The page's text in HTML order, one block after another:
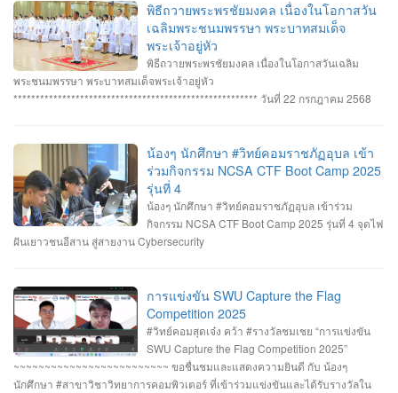
ปลอดภัยทางไซเบอร์ IT RERU CYBER HACKATHON#1 2025 ภายใต้โครงการ
“เปิดโลกวิชาการ 25 ปี มหาวิทยาลัยราชภัฏร้อยเอ็ด” วันที่ 7-8 กรกฎาคม 2568 รุ่น
Senior #รางวัลชนะเลิศ ทีม Don’t know Everything นายชัยวัฒน์ ชัยฤทธิ์ นาย
อาทิตย์ สายกนก นายสุริยา ขันทา ทำคะแนนได้สูงสุด 2260 คะแนน #รางวัลรอง
ชนะเลิศอันดับที่_1 ทีม MVP นายอัมรินทร์ จำปาหอม นายนวพงษ์ ธรรมสัตย์ นายวี
รพงษ์ โสระธิ ทำคะแนนได้ 1310 คะแนน #รางวัลรองชนะเลิศอันดับที่_2 ทีม
รัตนภักดี MR. SENG SOPHIN นายศตวรรษ วิลามาตย์ ทำคะแนนได้ 500 คะแนน
จบที่อันดับ 9 จาก 13 ทีมที่เข้าร่วมแข่งขันในครั้งนี้ RERU CYBER
HACKATHON#1 2025 จัดโดย คณะเทคโนโลยีสารสนเทศ มหาวิทยาลัยราชภัฏ
ร้อยเอ็ด ร่วมกับสำนักงานคณะกรรมการการรักษาความมั่นคงปลอดภัยไซเบอร์แห่ง
ชาติ (สกมช.) รายการที่ 2. “การแข่งขัน SWU Capture the Flag Competition
2025” เมื่อวันอังคารที่ 1 และ 8 กรกฎาคม 2568 (จัดการแข่งขันในรูปแบบออนไลน์
ในโครงการจำนวน 60 ทีม จัดโดย ภาควิชาวิศวกรรมคอมพิวเตอร์ คณะ
วิศวกรรมศาสตร์ มหาวิทยาลัยศรีนครินทรวิโรฒ ร่วมกับ บริษัท ACIS Professional
Center และ บริษัท SEC Playground รายการที่ 3. การแข่งขัน Mini CTF ระหว่างผู้
เข้าร่วม NCSA CTF Boot Camp 2025 รุ่นที่ 4 ซึ่งจัดขึ้นในระหว่างวันที่ 19–20
กรกฎาคม 2568 นายอาทิตย์ สายกนก นักศึกษาชั้นปีที่ 3 ได้รับ #รางวัล_MVP ผู้ที่
ทำคะแนนรายบุคคลสูงสุด (3400 คะแนน) จัดโดย #สำนักงานคณะกรรมการการ
พิธีถวายพระพรชัยมงคล เนื่องในโอกาสวัน
เฉลิมพระชนมพรรษา พระบาทสมเด็จ
พระเจ้าอยู่หัว
พิธีถวายพระพรชัยมงคล เนื่องในโอกาสวันเฉลิม
พระชนมพรรษา พระบาทสมเด็จพระเจ้าอยู่หัว
******************************************************* วันที่ 22 กรกฎาคม 2568
พระเจ้าอยู่หัว เนื่องในโอกาสมหามงคลเฉลิมพระชนมพรรษา 28 กรกฎาคม 2568 ณ
หอประชุมไพรพะยอม มหาวิทยาลัยราชภัฏอุบลราชธานี โดยมีท่าน รอง
ศาสตราจารย์ธรรมรักษ์ ละอองนวล อธิการบดี เป็นประธานในพิธีถวายพระพร
ชัยมงคลและวางพานพุ่มทอง-พานพุ่มเงิน #คณะวิทยาการคอมพิวเตอร์
#มหาวิทยาลัยแห่งความสุข #มหาวิทยาลัยราชภัฏอุบลราชธานี
น้องๆ นักศึกษา #วิทย์คอมราชภัฏอุบล เข้า
ร่วมกิจกรรม NCSA CTF Boot Camp 2025
รุ่นที่ 4
น้องๆ นักศึกษา #วิทย์คอมราชภัฏอุบล เข้าร่วม
กิจกรรม NCSA CTF Boot Camp 2025 รุ่นที่ 4 จุดไฟ
ฝันเยาวชนอีสาน สู่สายงาน Cybersecurity
การแข่งขัน SWU Capture the Flag
Competition 2025
#วิทย์คอมสุดเจ๋ง คว้า #รางวัลชมเชย “การแข่งขัน
SWU Capture the Flag Competition 2025”
~~~~~~~~~~~~~~~~~~~~~~~~~ ขอชื่นชมและแสดงความยินดี กับ น้องๆ
นักศึกษา #สาขาวิชาวิทยาการคอมพิวเตอร์ ที่เข้าร่วมแข่งขันและได้รับรางวัลใน